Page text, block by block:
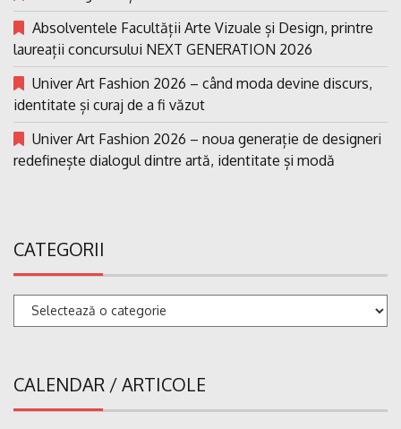
Absolventele Facultății Arte Vizuale și Design, printre
laureații concursului NEXT GENERATION 2026
Univer Art Fashion 2026 – când moda devine discurs,
identitate și curaj de a fi văzut
Univer Art Fashion 2026 – noua generație de designeri
redefinește dialogul dintre artă, identitate și modă
CATEGORII
Categorii
CALENDAR / ARTICOLE